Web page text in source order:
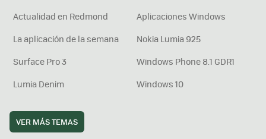
Actualidad en Redmond
Aplicaciones Windows
La aplicación de la semana
Nokia Lumia 925
Surface Pro 3
Windows Phone 8.1 GDR1
Lumia Denim
Windows 10
VER MÁS TEMAS